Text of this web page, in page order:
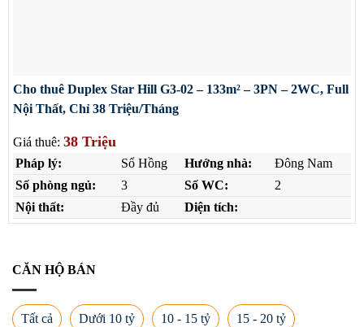
Cho thuê Duplex Star Hill G3-02 – 133m² – 3PN – 2WC, Full
Nội Thất, Chỉ 38 Triệu/Tháng
Giá thuê: 38 Triệu
Pháp lý: Sổ Hồng Hướng nhà:
Đông Nam
Số phòng ngủ:
3 Số WC:
2
Nội thất:
Đầy đủ Diện tích:
CĂN HỘ BÁN
Tất cả Dưới 10 tỷ 10 - 15 tỷ 15 - 20 tỷ